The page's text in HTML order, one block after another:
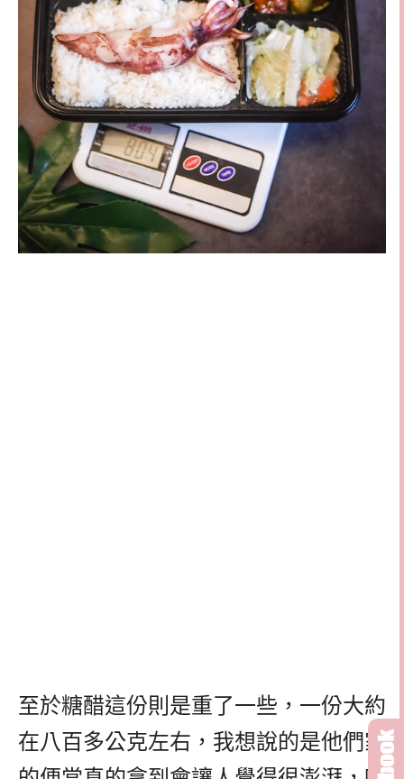
至於糖醋這份則是重了一些，一份大約
在八百多公克左右，我想說的是他們家